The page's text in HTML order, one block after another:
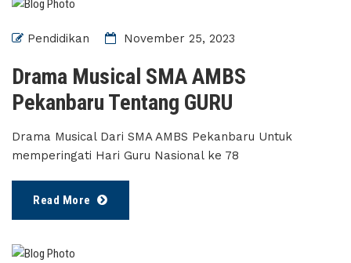
Pendidikan November 25, 2023
Drama Musical SMA AMBS
Pekanbaru Tentang GURU
Drama Musical Dari SMA AMBS Pekanbaru Untuk
memperingati Hari Guru Nasional ke 78
Read More